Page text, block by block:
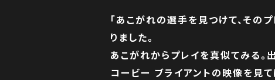
「あこがれの選手を見つけて、その
りました。
あこがれからプレイを真似てみる。
コービー ブライアントの映像を見